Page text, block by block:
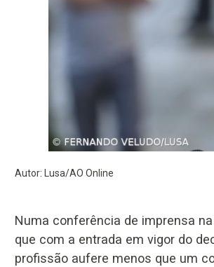
Autor: Lusa/AO Online
Numa conferência de imprensa
que com a entrada em vigor do
profissão aufere menos que um